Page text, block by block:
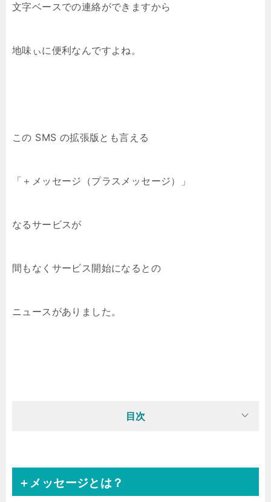
文字ベースでの連絡ができますから
地味ぃに便利なんですよね。
この SMS の拡張版とも言える
「＋メッセージ（プラスメッセージ）」
なるサービスが
間もなくサービス開始になるとの
ニュースがありました。
目次
＋メッセージとは？